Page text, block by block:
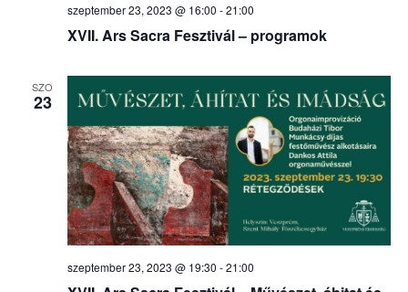
XVII. Ars Sacra Fesztivál – programok
szeptember 23, 2023 @ 16:00 -21:00
SZO
23
szeptember 23, 2023 @ 19:30 -21:00